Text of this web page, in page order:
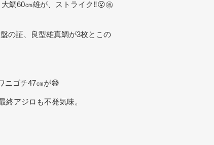
鯛60㎝雄が、ストライク‼️😮㊗️
の証、良型雄真鯛が3枚とこの
ニゴチ47㎝が😅
終アジロも不発気味。